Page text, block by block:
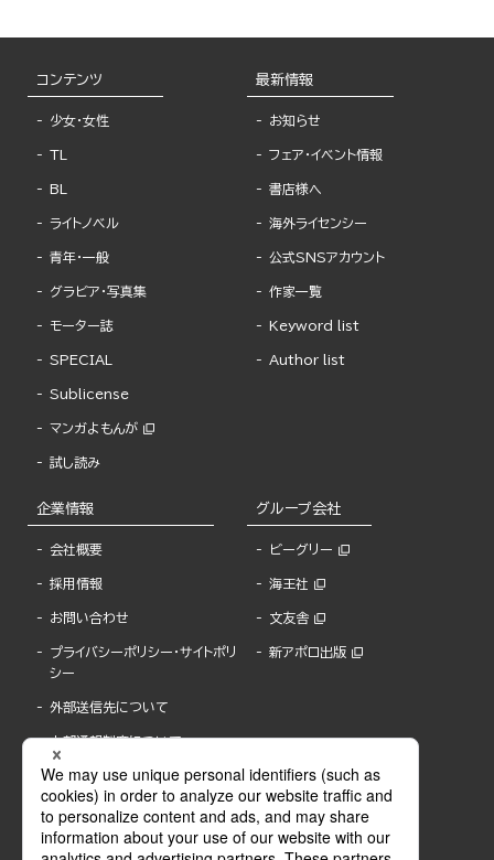
コンテンツ
少女・女性
TL
BL
ライトノベル
青年・一般
グラビア・写真集
モーター誌
SPECIAL
Sublicense
マンガよもんが
試し読み
最新情報
お知らせ
フェア・イベント情報
書店様へ
海外ライセンシー
公式SNSアカウント
作家一覧
Keyword list
Author list
企業情報
会社概要
採用情報
お問い合わせ
プライバシーポリシー・サイトポリ
シー
外部送信先について
内部通報制度について
グループ会社
ビーグリー
海王社
文友舎
新アポロ出版